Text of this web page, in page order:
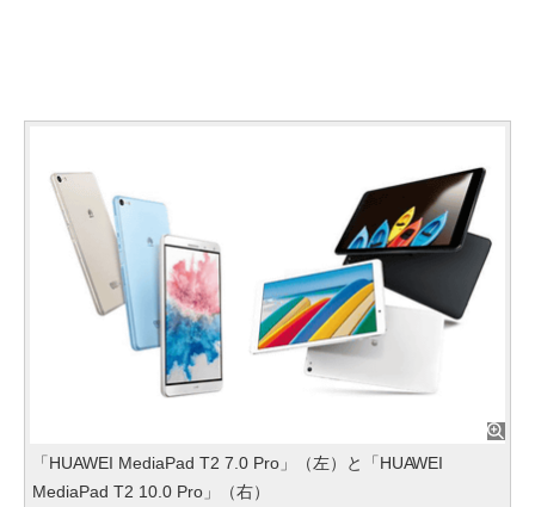
「HUAWEI MediaPad T2 7.0 Pro」（左）と「HUAWEI
MediaPad T2 10.0 Pro」（右）